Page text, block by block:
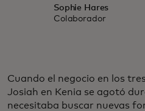
Sophie Hares
Colaborador
Cuando el negocio en los
Josiah en Kenia se agotó
necesitaba buscar nuevas